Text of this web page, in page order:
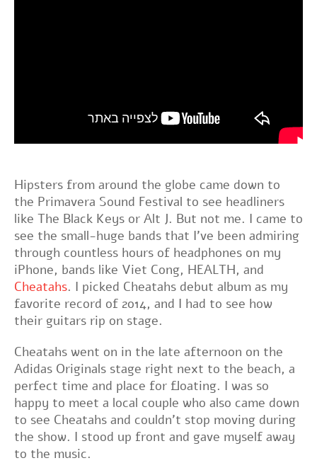
Hipsters from around the globe came down to
the Primavera Sound Festival to see headliners
like The Black Keys or Alt J. But not me. I came to
see the small-huge bands that I've been admiring
through countless hours of headphones on my
iPhone, bands like Viet Cong, HEALTH, and
Cheatahs. I picked Cheatahs debut album as my
favorite record of 2014, and I had to see how
their guitars rip on stage.
Cheatahs went on in the late afternoon on the
Adidas Originals stage right next to the beach, a
perfect time and place for floating. I was so
happy to meet a local couple who also came down
to see Cheatahs and couldn't stop moving during
the show. I stood up front and gave myself away
to the music.